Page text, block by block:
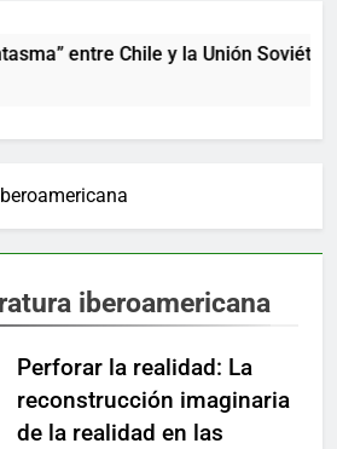
entre Chile y la Unión
iberoamericana
Perforar la realidad: La
reconstrucción imaginaria
de la realidad en las